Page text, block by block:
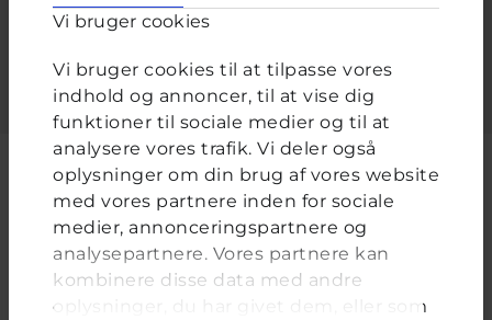
Vi bruger cookies
Vi bruger cookies til at tilpasse vores
indhold og annoncer, til at vise dig
funktioner til sociale medier og til at
analysere vores trafik. Vi deler også
oplysninger om din brug af vores website
med vores partnere inden for sociale
medier, annonceringspartnere og
analysepartnere. Vores partnere kan
kombinere disse data med andre
oplysninger, du har givet dem, eller som
Indtast adgangskoden der hører til dit brugernavn.
Cyberhus er et klubhus på nettet for dig op til 25 år. Du kan skrive til
en voksen og få rådgivning i vores brevkasser og chat, dele dine
tanker i ung-til-ung eller bare hænge ud, og læse med. I Cyberhus
kan du være dig selv, og har du brug for en voksen, vil vi gerne lytte